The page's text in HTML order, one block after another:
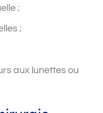
;
;
aux lunettes ou